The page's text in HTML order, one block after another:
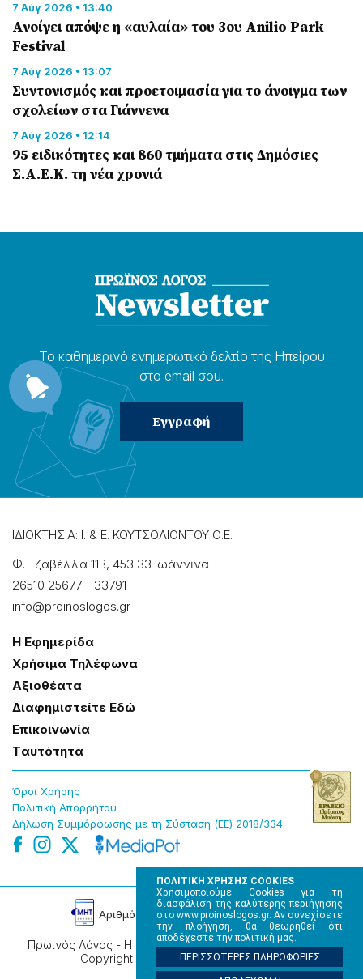
ΠΟΛΙΤΙΚΗ ΧΡΗΣΗΣ COOKIES
Χρησιμοποιούμε Cookies για τη
διασφάλιση της καλύτερης περιήγησης
στο www.proinoslogos.gr. Αν συνεχίσετε
την πλοήγηση, θα θεωρηθεί ότι
αποδέχεστε την πολιτική μας.
ΠΕΡΙΣΣΟΤΕΡΕΣ ΠΛΗΡΟΦΟΡΙΕΣ
7 Αύγ 2026 • 13:40
Ανοίγει απόψε η «αυλαία» του 3ου Anilio Park
Festival
7 Αύγ 2026 • 13:07
Συντονισμός και προετοιμασία για το άνοιγμα των
σχολείων στα Γιάννενα
7 Αύγ 2026 • 12:14
95 ειδικότητες και 860 τμήματα στις Δημόσιες
Σ.Α.Ε.Κ. τη νέα χρονιά
Το καθημερɩνό ενημερωτɩκό δελτίο της Ηπείρου
στο email σου.
ΙΔΙΟΚΤΗΣΙΑ: Ι. & Ε. ΚΟΥΤΣΟΛΙΟΝΤΟΥ Ο.Ε.
Φ. Τζαβέλλα 11Β, 453 33 Ιωάννɩνα
26510 25677 - 33791
info@proinoslogos.gr
Η Εφημερίδα
Χρήσɩμα Τηλέφωνα
Αξɩοθέατα
Δɩαφημɩστείτε Εδώ
Επɩκοɩνωνία
Tαυτότητα
Όροɩ Χρήσης
Πολɩτɩκή Απορρήτου
Δήλωση Συμμόρφωσης με τη Σύσταση (ΕΕ) 2018/334
Πρωινός Λόγος - Η καθημερινή εφημερίδα της Ηπείρου,
Copyright © 2026, All rights reserved.
Αρɩθμός Πɩστοποίησης Μ.Η.Τ. 220242